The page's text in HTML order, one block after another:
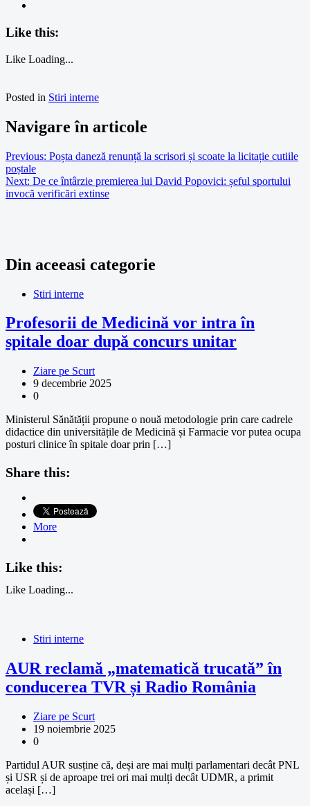
Like this:
Like Loading...
Posted in Stiri interne
Navigare în articole
Previous: Poșta daneză renunță la scrisori și scoate la licitație cutiile
poștale
Next: De ce întârzie premierea lui David Popovici: șeful sportului
invocă verificări extinse
Din aceeasi categorie
Stiri interne
Profesorii de Medicină vor intra în
spitale doar după concurs unitar
Ziare pe Scurt
9 decembrie 2025
0
Ministerul Sănătății propune o nouă metodologie prin care cadrele
didactice din universitățile de Medicină și Farmacie vor putea ocupa
posturi clinice în spitale doar prin […]
Share this:
More
Like this:
Like Loading...
Stiri interne
AUR reclamă „matematică trucată” în
conducerea TVR și Radio România
Ziare pe Scurt
19 noiembrie 2025
0
Partidul AUR susține că, deși are mai mulți parlamentari decât PNL
și USR și de aproape trei ori mai mulți decât UDMR, a primit
același […]